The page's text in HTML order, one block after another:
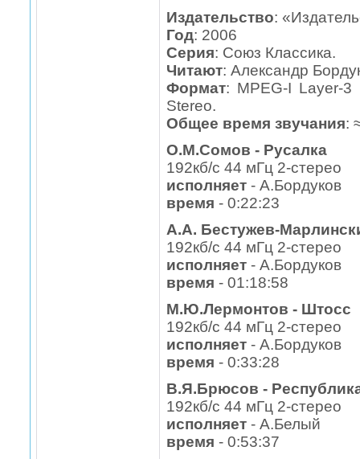
Издательство:
Год: 2006
Серия: Союз Классика.
Читают: Александр
Формат: MPEG-I Layer-
Stereo.
Общее время звучания:
О.М.Сомов - Русалка
192кб/с 44 мГц 2-стерео
исполняет - А.Бордуков
время - 0:22:23
А.А. Бестужев-
192кб/с 44 мГц 2-стерео
исполняет - А.Бордуков
время - 01:18:58
М.Ю.Лермонтов - Штосс
192кб/с 44 мГц 2-стерео
исполняет - А.Бордуков
время - 0:33:28
В.Я.Брюсов -
192кб/с 44 мГц 2-стерео
исполняет - А.Белый
время - 0:53:37